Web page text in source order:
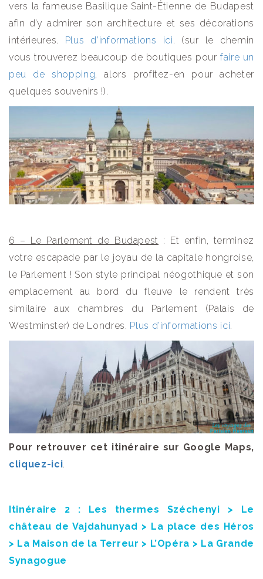
vers la fameuse Basilique Saint-Étienne de Budapest
afin d’y admirer son architecture et ses décorations
intérieures. Plus d’informations ici. (sur le chemin
vous trouverez beaucoup de boutiques pourfaire un
peu de shopping, alors profitez-en pour acheter
quelques souvenirs !).
6 – Le Parlement de Budapest : Et enfin, terminez
votre escapade par le joyau de la capitale hongroise,
le Parlement ! Son style principal néogothique et son
emplacement au bord du fleuve le rendent très
similaire aux chambres du Parlement (Palais de
Westminster) de Londres. Plus d’informations ici.
Pour retrouver cet itinéraire sur Google Maps,
cliquez-ici
Itinéraire 2 : Les thermes Széchenyi > Le
château de Vajdahunyad > La place des Héros
> La Maison de la Terreur > L’Opéra > La Grande
Synagogue